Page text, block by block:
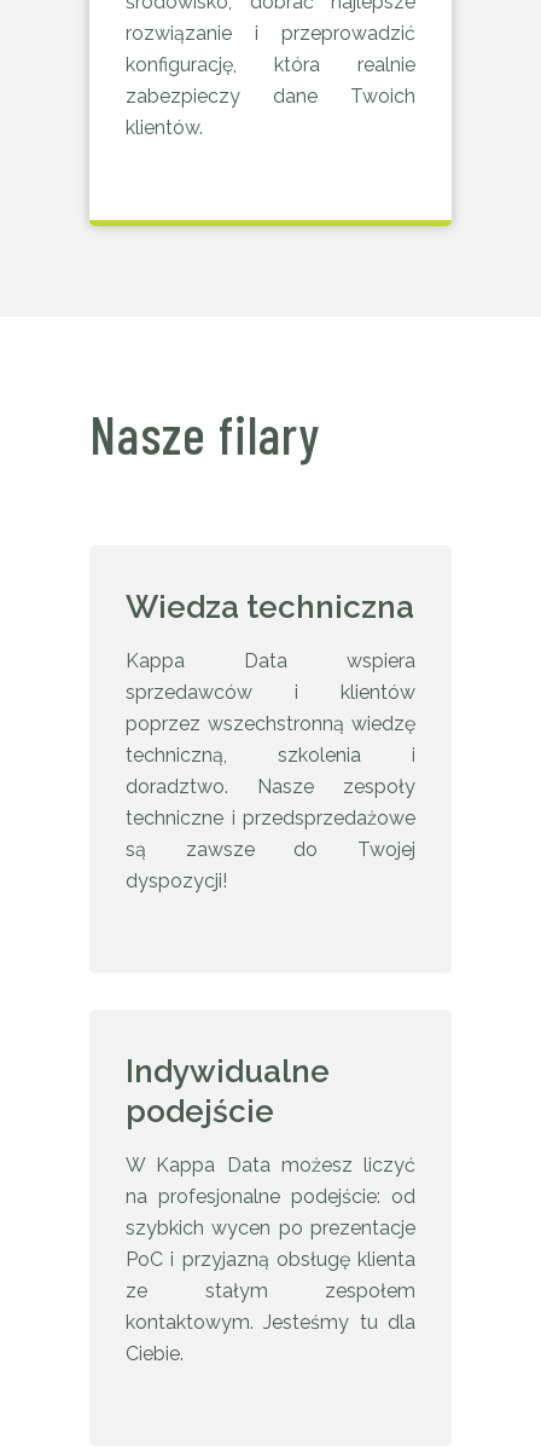
rozwiązanie i przeprowadzić
konfigurację, która realnie
zabezpieczy dane Twoich
klientów.
Nasze filary
Wiedza techniczna
Kappa Data wspiera
sprzedawców i klientów
poprzez wszechstronną wiedzę
techniczną, szkolenia i
doradztwo. Nasze zespoły
techniczne i przedsprzedażowe
są zawsze do Twojej
dyspozycji!
Indywidualne
podejście
W Kappa Data możesz liczyć
na profesjonalne podejście: od
szybkich wycen po prezentacje
PoC i przyjazną obsługę klienta
ze stałym zespołem
kontaktowym. Jesteśmy tu dla
Ciebie.